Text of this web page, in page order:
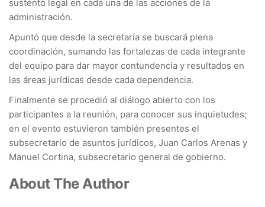
sustento legal en cada una de las acciones de la
administración.
Apuntó que desde la secretaría se buscará plena
coordinación, sumando las fortalezas de cada integrante
del equipo para dar mayor contundencia y resultados en
las áreas jurídicas desde cada dependencia.
Finalmente se procedió al diálogo abierto con los
participantes a la reunión, para conocer sus inquietudes;
en el evento estuvieron también presentes el
subsecretario de asuntos jurídicos, Juan Carlos Arenas y
Manuel Cortina, subsecretario general de gobierno.
About The Author